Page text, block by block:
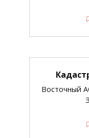
Восточный